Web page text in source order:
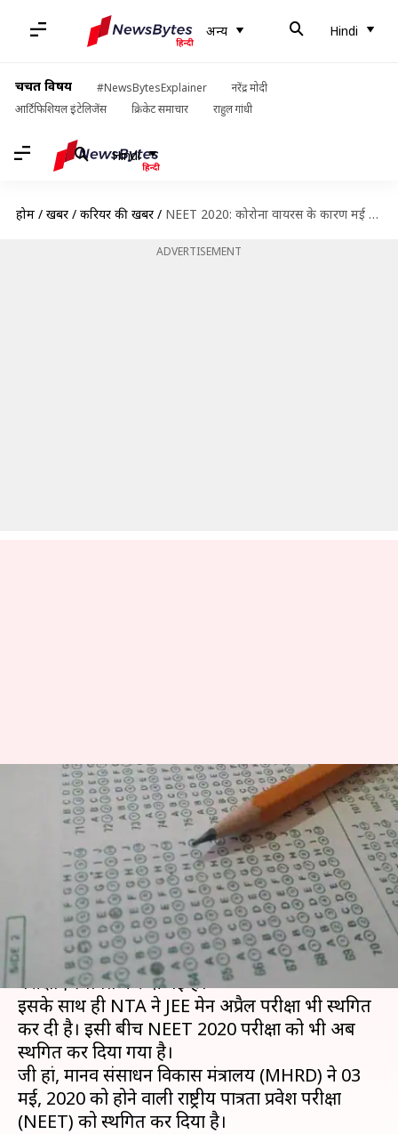
अन्य Hindi
चर्चित विषय #NewsBytesExplainer
नरेंद्र मोदी
आर्टिफिशियल इंटेलिजेंस
क्रिकेट समाचार राहुल गांधी
Hindi
होम / खबरें / करियर की खबरें / NEET 2020: कोरोना वायरस के कारण मई में होने वाली परीक्षा हुई स्थगित
ADVERTISEMENT
NEET 2020: कोरोना वायरस के
कारण मई में होने वाली परीक्षा हुई
स्थगित
मोना दीक्षित Mar 28, 2020 12:51 pm
क्या है खबर?
कोरोना वायरस के कारण सभी राज्य स्तर की और बोर्ड
परीक्षाएं स्थगित कर दी गई हैं।
इसके साथ ही NTA ने JEE मेन अप्रैल परीक्षा भी स्थगित
कर दी है। इसी बीच NEET 2020 परीक्षा को भी अब
स्थगित कर दिया गया है।
जी हां, मानव संसाधन विकास मंत्रालय (MHRD) ने 03
मई, 2020 को होने वाली राष्ट्रीय पात्रता प्रवेश परीक्षा
(NEET) को स्थगित कर दिया है।